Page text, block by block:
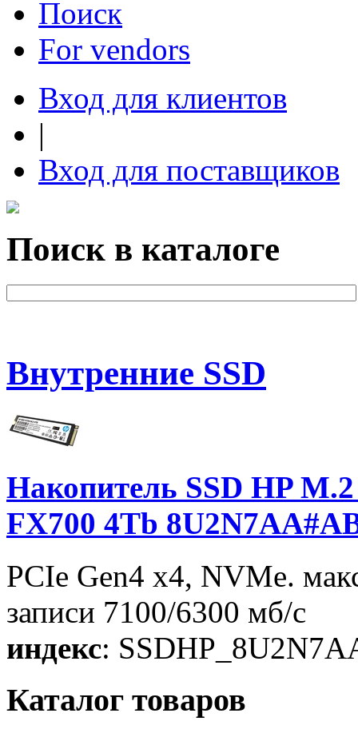
Поиск
For vendors
Вход для клиентов
|
Вход для поставщиков
Поиск в каталоге
Внутренние SSD
Накопитель SSD HP
FX700 4Tb
PCIe Gen4 x4, NVMe.
записи 7100/6300 мб/с
индекс:
Каталог товаров